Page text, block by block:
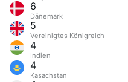
6
Dänemark
5
Vereinigtes Königreich
4
Indien
4
Kasachstan